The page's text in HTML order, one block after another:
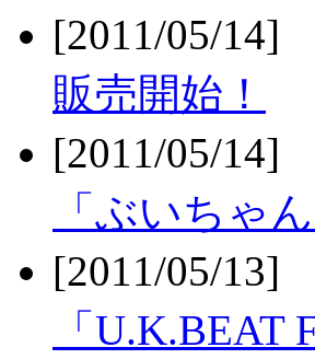
[2011/05/14]
販売開始！
[2011/05/14]
「ぶいちゃ
[2011/05/13]
「U.K.BEAT